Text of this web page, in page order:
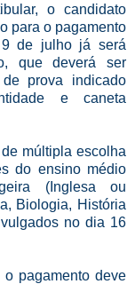
o candidato
para o pagamento
de julho já será
que deverá ser
prova indicado
e caneta
múltipla escolha
do ensino médio
(Inglesa ou
Biologia, História
no dia 16
pagamento deve